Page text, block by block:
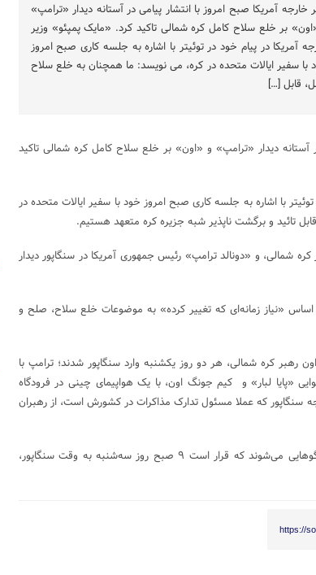
خارجه آمریکا صبح امروز با انتشار پیامی در آستانه دیدار «ترامپ»
بر خلع سلاح کامل کره شمالی تاکید کرد. «مایک پمپئو» وزیر
آمریکا در پیام خود در توئیتر با اشاره به جلسه کاری صبح امروز
با سفیر ایالات متحده در کره، می نویسد: ما همچنان به خلع سلاح
قابل […]
آستانه دیدار «ترامپ» و «اون» بر خلع سلاح کامل کره شمالی تاکید
با اشاره به جلسه کاری صبح امروز خود با سفیر ایالات متحده در
تائید و برگشت ناپذیر شبه جزیره کره متعهد هستیم.
شمالی، و «دونالد ترامپ» رئیس جمهوری آمریکا در سنگاپور دیدار
«نیاز زمانه‌ای که تغییر کرده» به موضوعات خلع سلاح، صلح و
رهبر کره شمالی، هر دو روز یکشنبه وارد سنگاپور شدند؛ ترامپ با
«پایا لبار» و کیم جونگ اون، با یک هواپیمای چینی در فرودگاه
سنگاپور که عملا مسئول تدارک مذاکرات در کشورش است، از رهبران
مقام‌های هر دو کشور در حال حاضر آماده گفتگوهایی می‌شوند که قرار است ۹ صبح روز سه‌شنبه به وقت سنگاپور،
https://